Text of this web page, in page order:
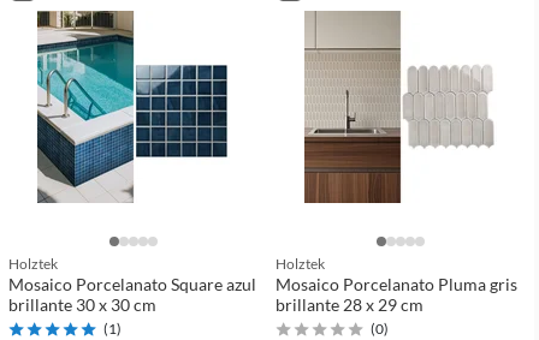
Holztek
Mosaico Porcelanato Square azul
brillante 30 x 30 cm
(1)
Holztek
Mosaico Porcelanato Pluma gris
brillante 28 x 29 cm
(0)